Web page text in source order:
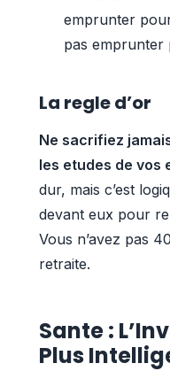
emprunter
pas
La regle d’or
Ne sacrifiez
les etudes de vos
dur, mais c’est
devant eux pour
Vous n’avez pas
retraite.
Sante :
Plus